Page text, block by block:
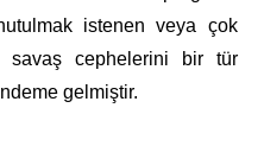
istenen veya çok
savaş cephelerini bir tür
gelmiştir.